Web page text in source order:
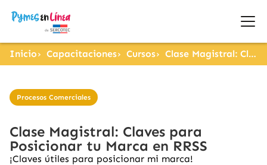
Inicio Capacitaciones Cursos Clase Magistral: Claves para Posicionar tu Marca en RRSS
Procesos Comerciales
Clase Magistral: Claves para
Posicionar tu Marca en RRSS
¡Claves útiles para posicionar mi marca!